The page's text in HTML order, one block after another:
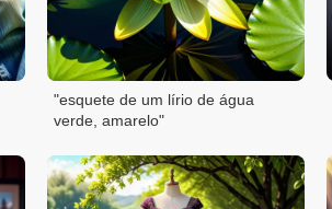
"esquete de um lírio de água
verde, amarelo"